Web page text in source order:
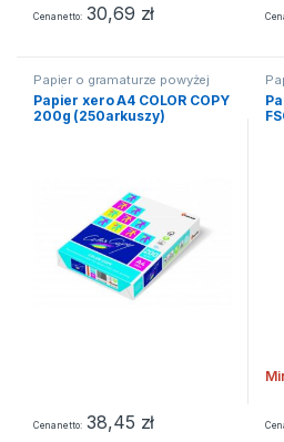
Cena netto 30,69 zł
Papier o gramaturze powyżej
90g/m2
Papier xero A4 COLOR COPY
200g (250arkuszy)
Cena netto 38,45 zł